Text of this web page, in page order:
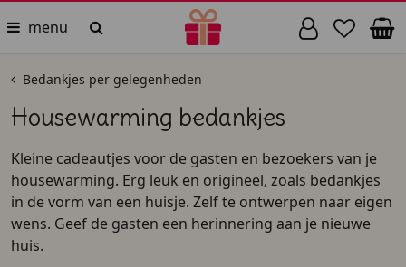
menu
Bedankjes per gelegenheden
Housewarming bedankjes
Kleine cadeautjes voor de gasten en bezoekers van je
housewarming. Erg leuk en origineel, zoals bedankjes
in de vorm van een huisje. Zelf te ontwerpen naar eigen
wens. Geef de gasten een herinnering aan je nieuwe
huis.